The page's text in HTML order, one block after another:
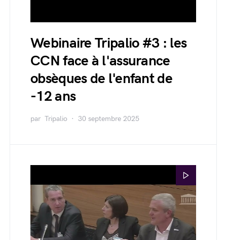
Webinaire Tripalio #3 : les
CCN face à l'assurance
obsèques de l'enfant de
-12 ans
par Tripalio 30 septembre 2025